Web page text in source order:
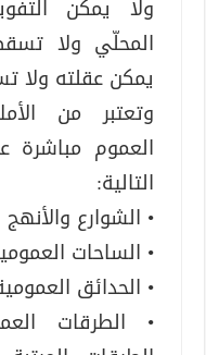
ولا يمكن
المحلّي ولا
يمكن عقلته ولا
وتعتبر من
العموم مباشرة
التالية:
• الشوارع والأنهج
• الساحات
• الحدائق
• الطرقات